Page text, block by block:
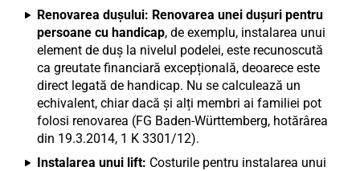
Renovarea dușului: Renovarea unei dușuri pentru
persoane cu handicap, de exemplu, instalarea unui
element de duș la nivelul podelei, este recunoscută
ca greutate financiară excepțională, deoarece este
direct legată de handicap. Nu se calculează un
echivalent, chiar dacă și alți membri ai familiei pot
folosi renovarea (FG Baden-Württemberg, hotărârea
din 19.3.2014, 1 K 3301/12).
Instalarea unui lift: Costurile pentru instalarea unui